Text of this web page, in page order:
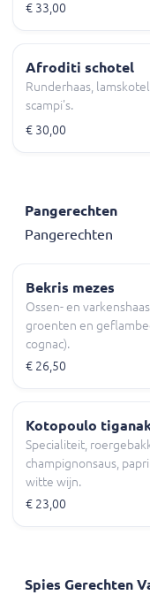
€ 33,00
Afroditi schotel
Runderhaas,
scampi's.
€ 30,00
Pangerechten
Pangerechten
Bekris mezes
Ossen- en
groenten en
cognac).
€ 26,50
Kotopoulo
Specialiteit,
champignonsaus,
witte wijn.
€ 23,00
Spies Gerechten